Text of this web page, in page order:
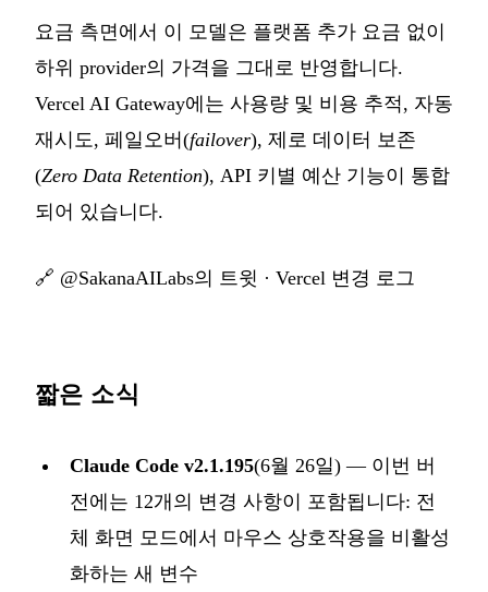
요금 측면에서 이 모델은 플랫폼 추가 요금 없이
하위 provider의 가격을 그대로 반영합니다.
Vercel AI Gateway에는 사용량 및 비용 추적, 자동
재시도, 페일오버(failover), 제로 데이터 보존
(Zero Data Retention), API 키별 예산 기능이 통합
되어 있습니다.
🔗 @SakanaAILabs의 트윗 · Vercel 변경 로그
짧은 소식
Claude Code v2.1.195(6월 26일) — 이번 버
전에는 12개의 변경 사항이 포함됩니다: 전
체 화면 모드에서 마우스 상호작용을 비활성
화하는 새 변수